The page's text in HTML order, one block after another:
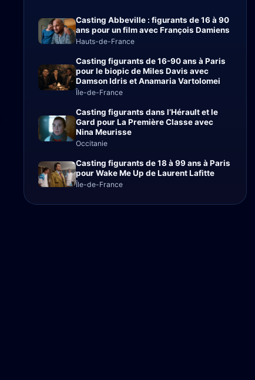
Casting Abbeville : figurants de 16 à 90
ans pour un film avec François Damiens
Hauts-de-France
Casting figurants de 16-90 ans à Paris
pour le biopic de Miles Davis avec
Damson Idris et Anamaria Vartolomei
Île-de-France
Casting figurants dans l’Hérault et le
Gard pour La Première Classe avec
Nina Meurisse
Occitanie
Casting figurants de 18 à 99 ans à Paris
pour Wake Me Up de Laurent Lafitte
Île-de-France